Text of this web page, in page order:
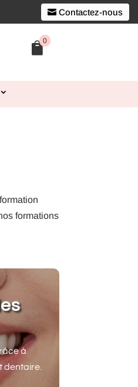
Contactez-nous
0
formations
à
dentaire.